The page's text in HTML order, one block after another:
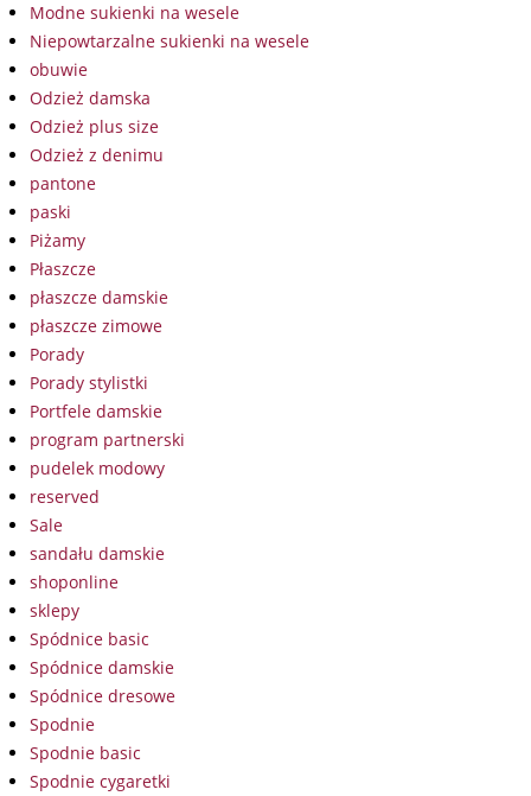
Modne sukienki na wesele
Niepowtarzalne sukienki na wesele
obuwie
Odzież damska
Odzież plus size
Odzież z denimu
pantone
paski
Piżamy
Płaszcze
płaszcze damskie
płaszcze zimowe
Porady
Porady stylistki
Portfele damskie
program partnerski
pudelek modowy
reserved
Sale
sandału damskie
shoponline
sklepy
Spódnice basic
Spódnice damskie
Spódnice dresowe
Spodnie
Spodnie basic
Spodnie cygaretki